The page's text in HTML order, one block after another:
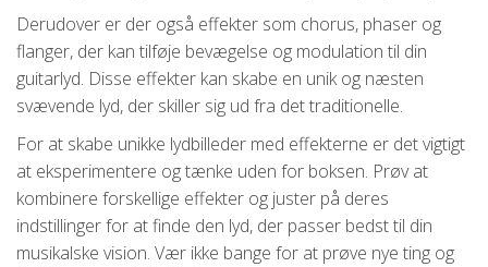
Derudover er der også effekter som chorus, phaser og
flanger, der kan tilføje bevægelse og modulation til din
guitarlyd. Disse effekter kan skabe en unik og næsten
svævende lyd, der skiller sig ud fra det traditionelle.
For at skabe unikke lydbilleder med effekterne er det vigtigt
at eksperimentere og tænke uden for boksen. Prøv at
kombinere forskellige effekter og juster på deres
indstillinger for at finde den lyd, der passer bedst til din
musikalske vision. Vær ikke bange for at prøve nye ting og